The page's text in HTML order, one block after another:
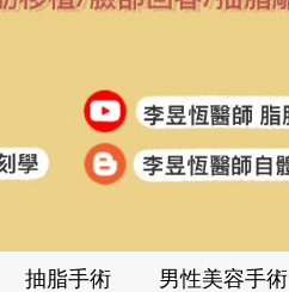
抽脂手術 男性美容手術